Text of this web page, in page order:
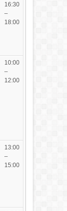
16:30
–
18:00
10:00
–
12:00
13:00
–
15:00